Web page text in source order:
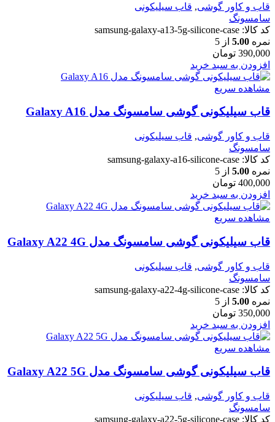
قاب و کاور گوشی, قاب سیلیکونی
سامسونگ
کد کالا: samsung-galaxy-a13-5g-silicone-case
نمره 5.00 از 5
390,000 تومان
افزودن به سبد خرید
مشاهده سریع
قاب سیلیکونی گوشی سامسونگ مدل Galaxy A16
قاب و کاور گوشی, قاب سیلیکونی
سامسونگ
کد کالا: samsung-galaxy-a16-silicone-case
نمره 5.00 از 5
400,000 تومان
افزودن به سبد خرید
مشاهده سریع
قاب سیلیکونی گوشی سامسونگ مدل Galaxy A22 4G
قاب و کاور گوشی, قاب سیلیکونی
سامسونگ
کد کالا: samsung-galaxy-a22-4g-silicone-case
نمره 5.00 از 5
350,000 تومان
افزودن به سبد خرید
مشاهده سریع
قاب سیلیکونی گوشی سامسونگ مدل Galaxy A22 5G
قاب و کاور گوشی, قاب سیلیکونی
سامسونگ
کد کالا: samsung-galaxy-a22-5g-silicone-case